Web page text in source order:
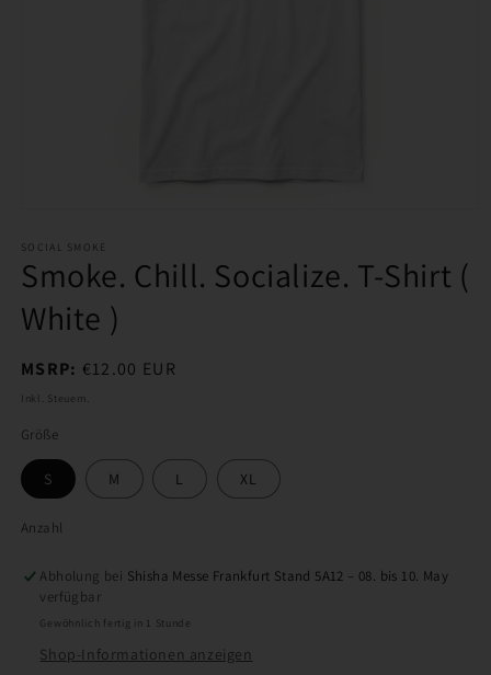
in
Modal
öffnen
SOCIAL SMOKE
Smoke. Chill. Socialize. T-Shirt (
White )
Normaler
Preis
MSRP: €12.00 EUR
Inkl. Steuern.
Größe
S M L XL
Anzahl
Abholung bei Shisha Messe Frankfurt Stand 5A12 – 08. bis 10. May
verfügbar
Gewöhnlich fertig in 1 Stunde
Shop-Informationen anzeigen